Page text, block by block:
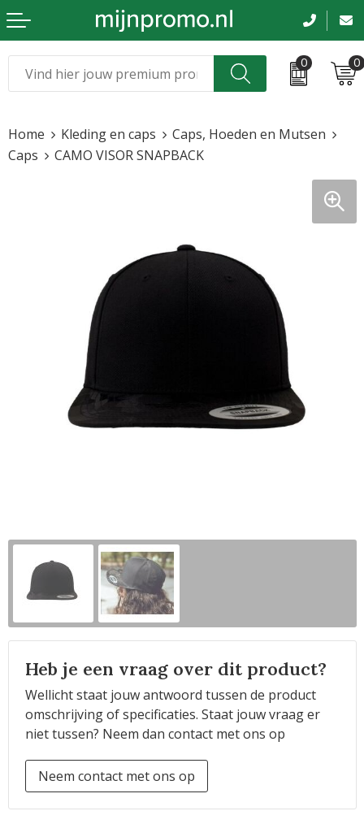
0 0
Kleding & caps
Tassen en reizen
Beurs en evenementen
Bloemen en planten
Horeca
Sinterklaas
Home Kleding en caps
Caps, Hoeden en Mutsen
Caps
CAMO VISOR SNAPBACK
Heb je een vraag over dit product?
Wellicht staat jouw antwoord tussen de product
omschrijving of specificaties. Staat jouw vraag er
niet tussen? Neem dan contact met ons op
Neem contact met ons op